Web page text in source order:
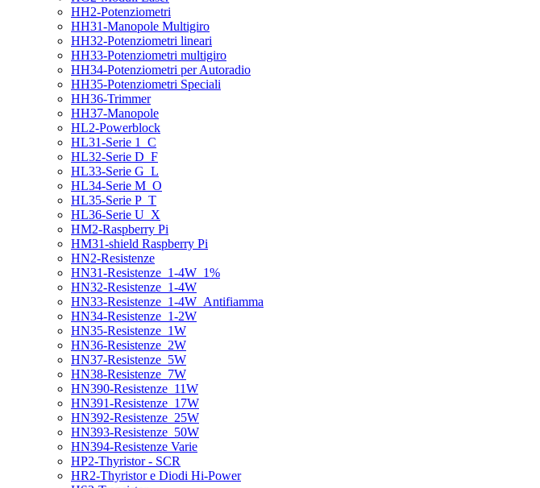
HH2-Potenziometri
HH31-Manopole Multigiro
HH32-Potenziometri lineari
HH33-Potenziometri multigiro
HH34-Potenziometri per Autoradio
HH35-Potenziometri Speciali
HH36-Trimmer
HH37-Manopole
HL2-Powerblock
HL31-Serie 1_C
HL32-Serie D_F
HL33-Serie G_L
HL34-Serie M_O
HL35-Serie P_T
HL36-Serie U_X
HM2-Raspberry Pi
HM31-shield Raspberry Pi
HN2-Resistenze
HN31-Resistenze_1-4W_1%
HN32-Resistenze_1-4W
HN33-Resistenze_1-4W_Antifiamma
HN34-Resistenze_1-2W
HN35-Resistenze_1W
HN36-Resistenze_2W
HN37-Resistenze_5W
HN38-Resistenze_7W
HN390-Resistenze_11W
HN391-Resistenze_17W
HN392-Resistenze_25W
HN393-Resistenze_50W
HN394-Resistenze Varie
HP2-Thyristor - SCR
HR2-Thyristor e Diodi Hi-Power